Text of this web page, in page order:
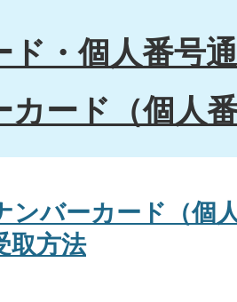
ド・個人番号
カード（個人
ンバーカード（個
取方法